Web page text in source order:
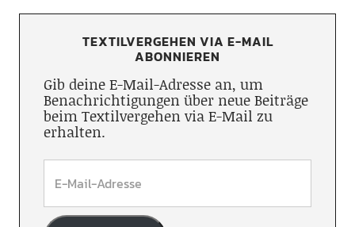
TEXTILVERGEHEN VIA E-MAIL
ABONNIEREN
Gib deine E-Mail-Adresse an, um
Benachrichtigungen über neue Beiträge
beim Textilvergehen via E-Mail zu
erhalten.